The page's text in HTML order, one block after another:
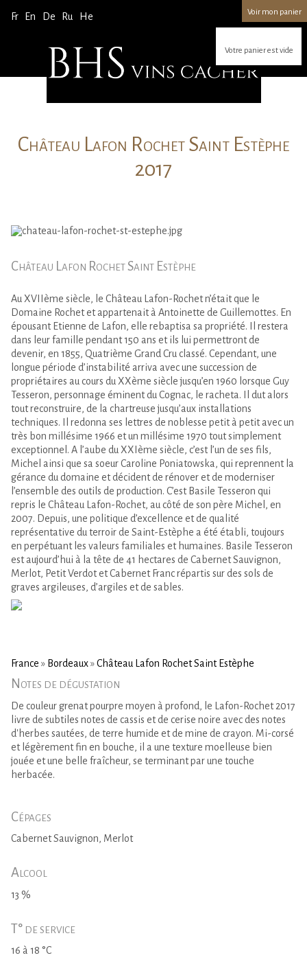
Fr En De Ru He Voir mon panier
Votre panier est vide
Château Lafon Rochet Saint Estèphe
2017
Château Lafon Rochet Saint Estèphe
Au XVIIème siècle, le Château Lafon-Rochet n’était que le
Domaine Rochet et appartenait à Antoinette de Guillemottes. En
épousant Etienne de Lafon, elle rebaptisa sa propriété. Il restera
dans leur famille pendant 150 ans et ils lui permettront de
devenir, en 1855, Quatrième Grand Cru classé. Cependant, une
longue période d’instabilité arriva avec une succession de
propriétaires au cours du XXème siècle jusqu’en 1960 lorsque Guy
Tesseron, personnage éminent du Cognac, le racheta. Il dut alors
tout reconstruire, de la chartreuse jusqu’aux installations
techniques. Il redonna ses lettres de noblesse petit à petit avec un
très bon millésime 1966 et un millésime 1970 tout simplement
exceptionnel. A l’aube du XXIème siècle, c’est l’un de ses fils,
Michel ainsi que sa soeur Caroline Poniatowska, qui reprennent la
gérance du domaine et décident de rénover et de moderniser
l’ensemble des outils de production. C’est Basile Tesseron qui
repris le Château Lafon-Rochet, au côté de son père Michel, en
2007. Depuis, une politique d’excellence et de qualité
représentative du terroir de Saint-Estèphe a été établi, toujours
en perpétuant les valeurs familiales et humaines. Basile Tesseron
est aujourd’hui à la tête de 41 hectares de Cabernet Sauvignon,
Merlot, Petit Verdot et Cabernet Franc répartis sur des sols de
graves argileuses, d’argiles et de sables.
France » Bordeaux»Château Lafon Rochet Saint Estèphe
Notes de dégustation
De couleur grenat pourpre moyen à profond, le Lafon-Rochet 2017
livre de subtiles notes de cassis et de cerise noire avec des notes
d'herbes sautées, de terre humide et de mine de crayon. Mi-corsé
et légèrement fin en bouche, il a une texture moelleuse bien
jouée et une belle fraîcheur, se terminant par une touche
herbacée.
Cépages
Cabernet Sauvignon, Merlot
Alcool
13 %
T° de service
16 à 18 °C